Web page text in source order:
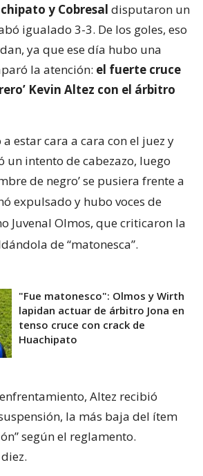
y Cobresal disputaron un
igualado 3-3. De los goles, eso
ya que ese día hubo una
la atención: el fuerte cruce
Kevin Altez con el árbitro
estar cara a cara con el juez y
un intento de cabezazo, luego
de negro’ se pusiera frente a
expulsado y hubo voces de
Juvenal Olmos, que criticaron la
de “matonesca”.
"Fue matonesco": Olmos y Wirth
lapidan actuar de árbitro Jona en
tenso cruce con crack de
Huachipato
Altez recibió
la más baja del ítem
según el reglamento.